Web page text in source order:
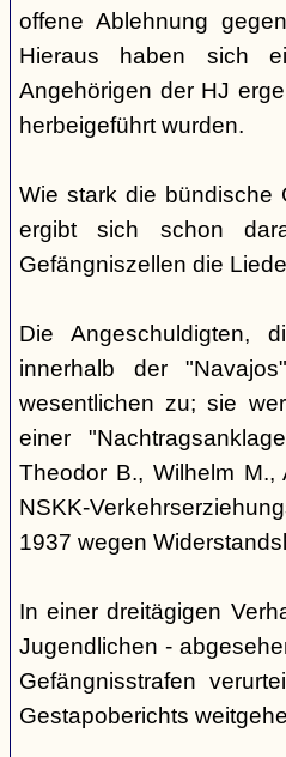
offene Ablehnung
Hieraus haben sich
Angehörigen der HJ
herbeigeführt wurden.
Wie stark die bündische
ergibt sich schon
Gefängniszellen die
Die Angeschuldigten,
innerhalb der
wesentlichen zu; sie
einer
Theodor B., Wilhelm
NSKK-
1937 wegen
In einer dreitägigen
Jugendlichen -
Gefängnisstrafen
Gestapoberichts